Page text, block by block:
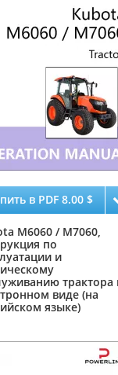
в PDF 8.00 $
M6060 / M7060,
по
и
трактора
виде (на
языке)